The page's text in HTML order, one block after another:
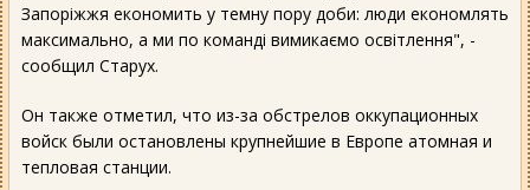
Запоріжжя економить у темну пору доби: люди економлять
максимально, а ми по команді вимикаємо освітлення", -
сообщил Старух.
Он также отметил, что из-за обстрелов оккупационных
войск были остановлены крупнейшие в Европе атомная и
тепловая станции.